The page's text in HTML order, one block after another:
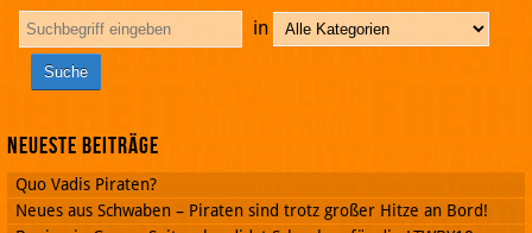
in
Neueste Beiträge
Quo Vadis Piraten?
Neues aus Schwaben – Piraten sind trotz großer Hitze an Bord!